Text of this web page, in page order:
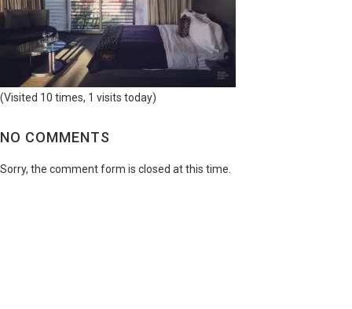
(Visited 10 times, 1 visits today)
NO COMMENTS
Sorry, the comment form is closed at this time.